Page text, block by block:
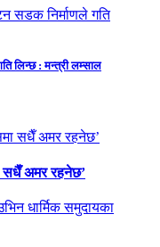
लिन्छ : मन्त्री लम्साल
सधैँ अमर रहनेछ’